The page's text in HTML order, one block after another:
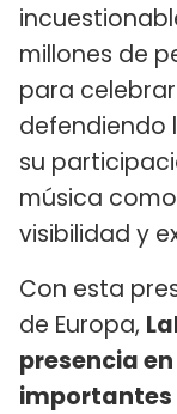
millones de
para
defendiendo
su
música
visibilidad y
Con esta
de Europa,
presencia
importantes